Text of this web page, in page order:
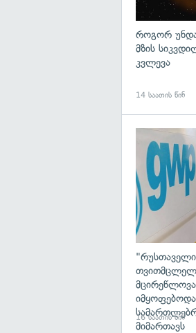
როგორ
მზის
კვლევა
14 საათის წინ
მიმართავს
16 საათის წინ